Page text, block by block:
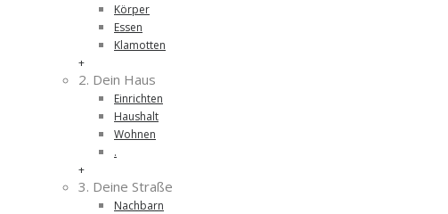
Körper
Essen
Klamotten
+
2. Dein Haus
Einrichten
Haushalt
Wohnen
.
+
3. Deine Straße
Nachbarn